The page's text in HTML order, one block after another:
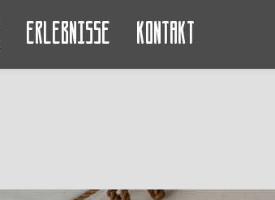
Erlebnisse Kontakt